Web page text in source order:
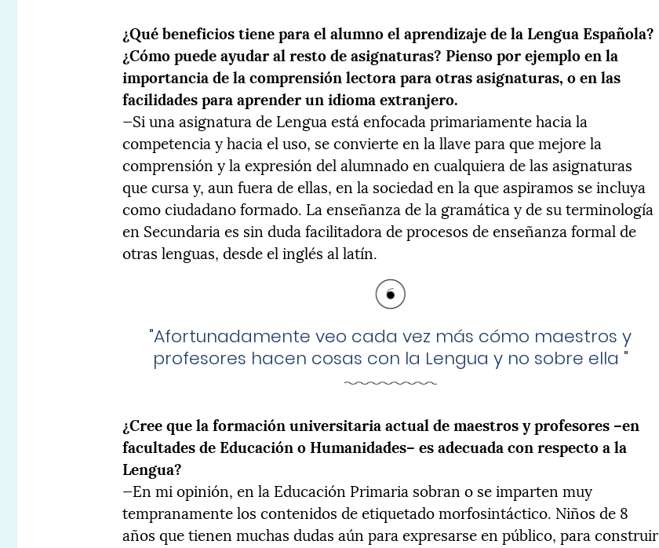
¿Qué beneficios tiene para el alumno el aprendizaje de la Lengua Española?
¿Cómo puede ayudar al resto de asignaturas? Pienso por ejemplo en la
importancia de la comprensión lectora para otras asignaturas, o en las
facilidades para aprender un idioma extranjero.
—Si una asignatura de Lengua está enfocada primariamente hacia la
competencia y hacia el uso, se convierte en la llave para que mejore la
comprensión y la expresión del alumnado en cualquiera de las asignaturas
que cursa y, aun fuera de ellas, en la sociedad en la que aspiramos se incluya
como ciudadano formado. La enseñanza de la gramática y de su terminología
en Secundaria es sin duda facilitadora de procesos de enseñanza formal de
otras lenguas, desde el inglés al latín.
"Afortunadamente veo cada vez más cómo maestros y
profesores hacen cosas con la Lengua y no sobre ella "
¿Cree que la formación universitaria actual de maestros y profesores –en
facultades de Educación o Humanidades– es adecuada con respecto a la
Lengua?
—En mi opinión, en la Educación Primaria sobran o se imparten muy
tempranamente los contenidos de etiquetado morfosintáctico. Niños de 8
años que tienen muchas dudas aún para expresarse en público, para construir